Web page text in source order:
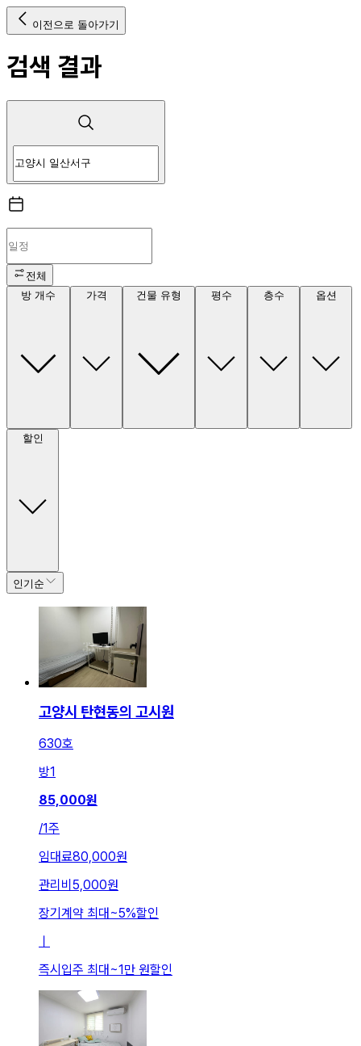
이전으로 돌아가기
검색 결과
전체
방 개수
가격 건물 유형 평수 층수 옵션
할인
인기순
고양시 탄현동의 고시원
630호
방1
85,000원
/1주
임대료80,000원
관리비 5,000원
장기계약 최대 ~5%할인
즉시입주 최대 ~1만 원할인